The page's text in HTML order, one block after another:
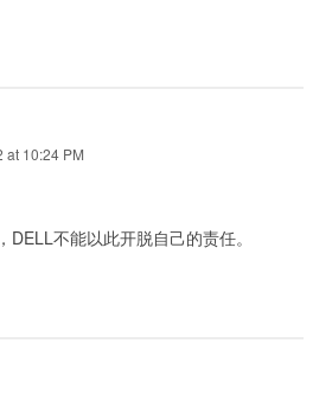
at 10:24 PM
DELL不能以此开脱自己的责任。